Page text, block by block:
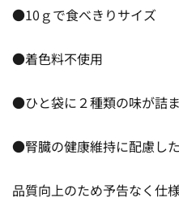
●10ｇで食べきりサイズ
●着色料不使用
●ひと袋に２種類の味が詰
●腎臓の健康維持に配慮し
品質向上のため予告なく仕